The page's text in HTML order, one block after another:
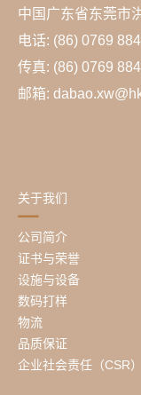
中国广东省东莞市
电话: (86) 0769
传真: (86) 0769
邮箱:
关于我们
公司简介
证书与荣誉
设施与设备
数码打样
物流
品质保证
企业社会责任（CSR）